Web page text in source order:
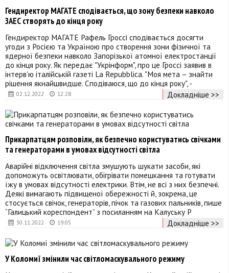
02.12.2022 12:28
Гендиректор МАГАТЕ сподівається, що зону безпеки навколо
ЗАЕС створять до кінця року
Гендиректор МАГАТЕ Рафель Гроссі сподівається досягти
угоди з Росією та Україною про створення зони фізичної та
ядерної безпеки навколо Запорізької атомної електростанції
до кінця року. Як передає "Укрінформ", про це Гроссі заявив в
інтерв'ю італійській газеті La Repubblica. "Моя мета – знайти
рішення якнайшвидше. Сподіваюся, що до кінця року", -
Докладніше >>
30.11.2022 19:05
Прикарпатцям розповіли, як безпечно користуватись свічками
та генераторами в умовах відсутності світла
Аварійні відключення світла змушують шукати засоби, які
допоможуть освітлювати, обігрівати помешкання та готувати
їжу в умовах відсутності електрики. Втім, не всі з них безпечні.
Деякі вимагають підвищеної обережності й, зокрема, це
стосується свічок, генераторів, пічок та газових пальників, пише
“Галицький кореспондент” з посиланням на Калуську Р
Докладніше >>
У Коломиї змінили час світломаскувального режиму